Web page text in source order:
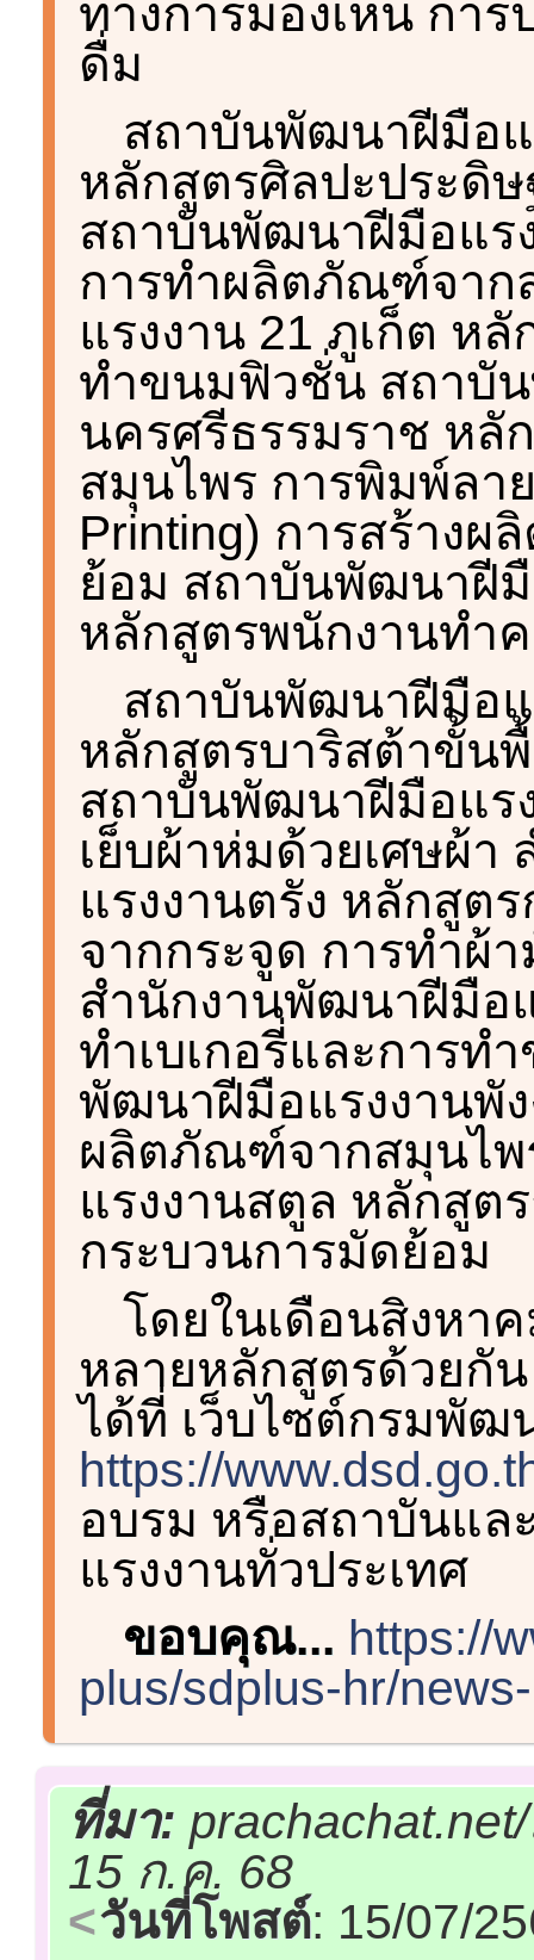
ทางการมองเห็น กา
ดื่ม
สถาบันพัฒนาฝีมือ
หลักสูตรศิลปะประดิ
สถาบันพัฒนาฝีมือแร
การทำผลิตภัณฑ์จา
แรงงาน 21 ภูเก็ต หลั
ทำขนมฟิวชั่น สถาบั
นครศรีธรรมราช ห
สมุนไพร การพิมพ์ลา
Printing) การสร้าง
ย้อม สถาบันพัฒนาฝี
หลักสูตรพนักงานทำ
สถาบันพัฒนาฝีมือแ
หลักสูตรบาริสต้าขั้น
สถาบันพัฒนาฝีมือแร
เย็บผ้าห่มด้วยเศษผ้
แรงงานตรัง หลักสู
จากกระจูด การทำผ้
สำนักงานพัฒนาฝีมือ
ทำเบเกอรี่และการ
พัฒนาฝีมือแรงงานพั
ผลิตภัณฑ์จากสมุนไ
แรงงานสตูล หลักสูต
กระบวนการมัดย้อม
โดยในเดือนสิงหา
หลายหลักสูตรด้วยกั
ได้ที่ เว็บไซต์กรมพัฒ
https://
อบรม หรือสถาบันแ
แรงงานทั่วประเทศ
ขอบคุณ... https://
plus/sdplus-hr/
ที่มา:
15 ก.ค. 68
วันที่โพสต์: 15/07/